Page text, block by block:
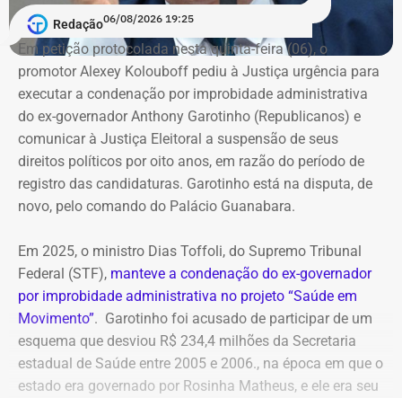
Redação06/08/2026 19:25
Em petição protocolada nesta quinta-feira (06), o
promotor Alexey Kolouboff pediu à Justiça urgência para
executar a condenação por improbidade administrativa
do ex-governador Anthony Garotinho (Republicanos) e
comunicar à Justiça Eleitoral a suspensão de seus
direitos políticos por oito anos, em razão do período de
registro das candidaturas. Garotinho está na disputa, de
novo, pelo comando do Palácio Guanabara.
Em 2025, o ministro Dias Toffoli, do Supremo Tribunal
Federal (STF), manteve a condenação do ex-governador
por improbidade administrativa no projeto “Saúde em
Movimento”. Garotinho foi acusado de participar de um
esquema que desviou R$ 234,4 milhões da Secretaria
estadual de Saúde entre 2005 e 2006., na época em que o
estado era governado por Rosinha Matheus, e ele era seu